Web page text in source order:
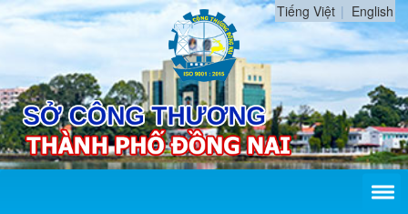
Tiếng Việt English